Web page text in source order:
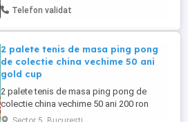
trimit poze la cerere
Telefon validat
2 palete tenis de masa ping pong
de colectie china vechime 50 ani
gold cup
2 palete tenis de masa ping pong de
colectie china vechime 50 ani 200 ron
ambele pret fix